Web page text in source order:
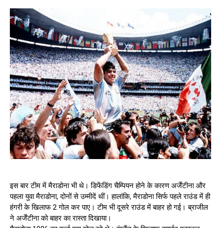
इस बार टीम में मैराडोना भी थे। डिफेंडिंग चैम्पियन होने के कारण अर्जेंटीना और
पहला युवा मैराडोना, दोनों से उम्मीदें थीं। हालांकि, मैराडोना सिर्फ पहले राउंड में ही
हंगरी के खिलाफ 2 गोल कर पाए। टीम भी दूसरे राउंड में बाहर हो गई। ब्राजील
ने अर्जेंटीना को बाहर का रास्ता दिखाया।